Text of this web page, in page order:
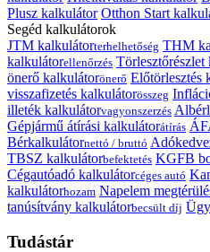
Plusz kalkulátor Otthon Start
Segéd kalkulátorok
JTM kalkulátorterhelhetőség THM
kalkulátorellenőrzés Törlesztőrészlet
önerő kalkulátorönerő Előtörlesztés
visszafizetés kalkulátorösszeg
illeték kalkulátorvagyonszerzés
Gépjármű átírási kalkulátorátírás
Bérkalkulátornettó / bruttó
TBSZ kalkulátorbefektetés KGFB
Cégautóadó kalkulátorcéges autó
kalkulátorhozam Napelem
tanúsítvány kalkulátorbecsült díj
Tudástár